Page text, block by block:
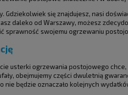
się znajdujesz, nasi
daleko od Warszawy, możesz
sprawność swojemu ogrzewaniu
usterki ogrzewania postojowego chce,
obejmujemy części dwuletnią
będzie oznaczało kolejnych